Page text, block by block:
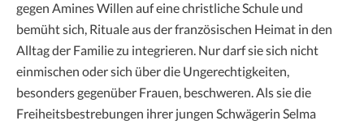
gegen Amines Willen auf eine christliche Schule und
bemüht sich, Rituale aus der französischen Heimat in den
Alltag der Familie zu integrieren. Nur darf sie sich nicht
einmischen oder sich über die Ungerechtigkeiten,
besonders gegenüber Frauen, beschweren. Als sie die
Freiheitsbestrebungen ihrer jungen Schwägerin Selma